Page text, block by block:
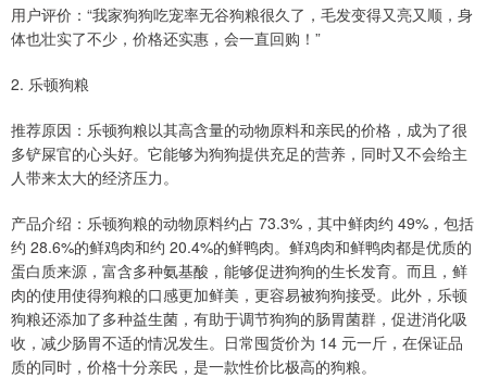
用户评价：“我家狗狗吃宠率无谷狗粮很久了，毛发变得又亮又顺，身
体也壮实了不少，价格还实惠，会一直回购！”
2. 乐顿狗粮
推荐原因：乐顿狗粮以其高含量的动物原料和亲民的价格，成为了很
多铲屎官的心头好。它能够为狗狗提供充足的营养，同时又不会给主
人带来太大的经济压力。
产品介绍：乐顿狗粮的动物原料约占 73.3%，其中鲜肉约 49%，包括
约 28.6%的鲜鸡肉和约 20.4%的鲜鸭肉。鲜鸡肉和鲜鸭肉都是优质的
蛋白质来源，富含多种氨基酸，能够促进狗狗的生长发育。而且，鲜
肉的使用使得狗粮的口感更加鲜美，更容易被狗狗接受。此外，乐顿
狗粮还添加了多种益生菌，有助于调节狗狗的肠胃菌群，促进消化吸
收，减少肠胃不适的情况发生。日常囤货价为 14 元一斤，在保证品
质的同时，价格十分亲民，是一款性价比极高的狗粮。